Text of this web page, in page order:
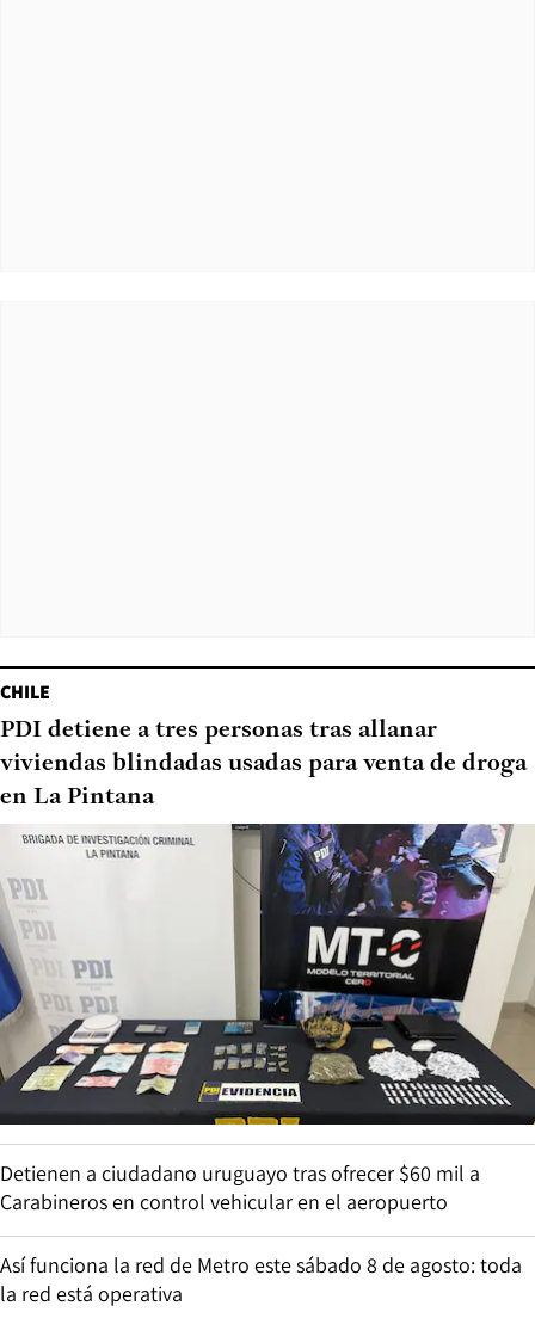
CHILE
PDI detiene a tres personas tras allanar
viviendas blindadas usadas para venta de droga
en La Pintana
Detienen a ciudadano uruguayo tras ofrecer $60 mil a
Carabineros en control vehicular en el aeropuerto
Así funciona la red de Metro este sábado 8 de agosto: toda
la red está operativa